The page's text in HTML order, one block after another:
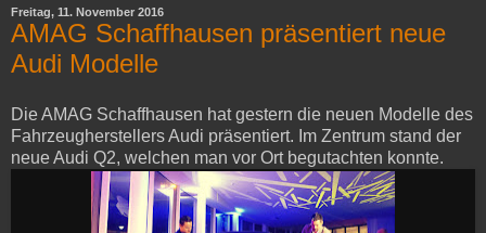
Freitag, 11. November 2016
AMAG Schaffhausen präsentiert neue
Audi Modelle
Die AMAG Schaffhausen hat gestern die neuen Modelle des
Fahrzeugherstellers Audi präsentiert. Im Zentrum stand der
neue Audi Q2, welchen man vor Ort begutachten konnte.